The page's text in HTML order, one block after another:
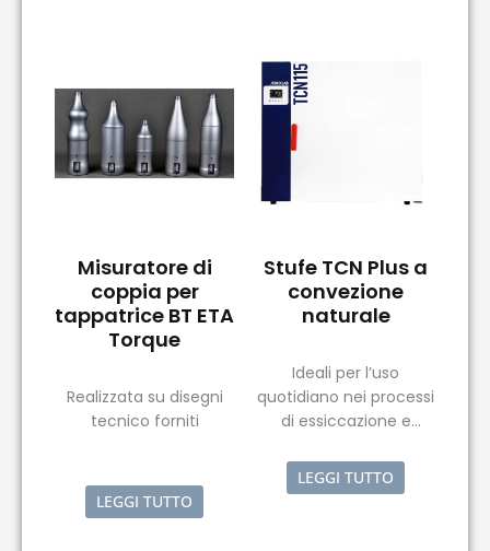
Misuratore di
coppia per
tappatrice BT ETA
Torque
Realizzata su disegni
tecnico forniti
LEGGI TUTTO
Stufe TCN Plus a
convezione
naturale
Ideali per l’uso
quotidiano nei processi
di essiccazione e
a convezione naturale
Argolab sono
LEGGI TUTTO